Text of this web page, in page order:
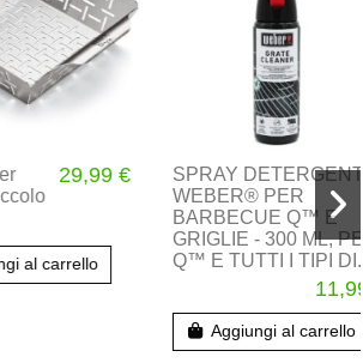
29,99 €
SPRAY DETERGENTE
WEBER® PER
BARBECUE Q™ E
GRIGLIE - 300 ML, PER
Q™ E TUTTI I TIPI DI...
11,99 €
Aggiungi al carrello